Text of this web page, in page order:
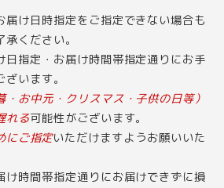
届け日時指定をご指定できない場合も
ください。
指定・お届け時間帯指定通りにお手
います。
・お中元・クリスマス・子供の日等）
れる可能性がございます。
にご指定いただけますようお願いいた
時間帯指定通りにお届けできずに損